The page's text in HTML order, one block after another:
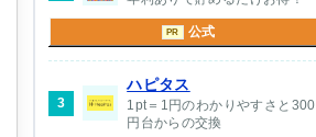
PR 公式
3
ハピタス
1pt＝1円のわかりやすさと300
円台からの交換